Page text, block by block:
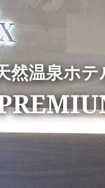
然温泉ホ